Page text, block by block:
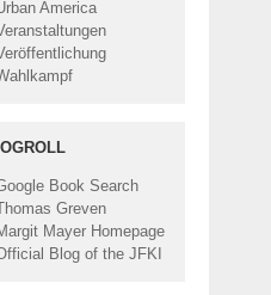
America
Book Search
Greven
Mayer Homepage
Blog of the JFKI